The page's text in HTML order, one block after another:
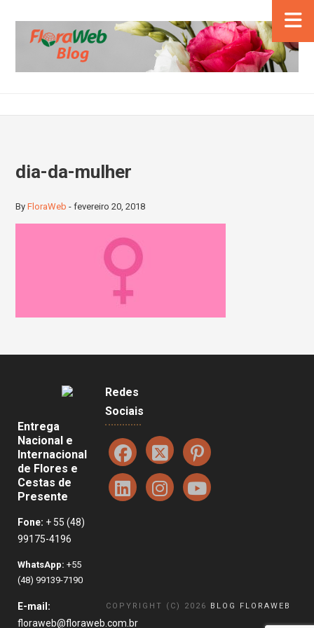
dia-da-mulher
ByFloraWeb -fevereiro 20, 2018
Entrega
Nacional e
Internacional
de Flores e
Cestas de
Presente
Fone: + 55 (48)
99175-4196
WhatsApp: +55
(48) 99139-7190
E-mail:
floraweb@floraweb.com.br
Redes
Sociais
COPYRIGHT (C) 2026 BLOG FLORAWEB